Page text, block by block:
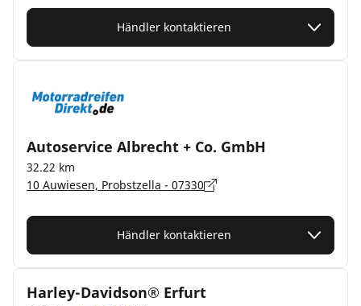
Händler kontaktieren
Autoservice Albrecht + Co. GmbH
32.22 km
10 Auwiesen, Probstzella - 07330
Händler kontaktieren
Harley-Davidson® Erfurt